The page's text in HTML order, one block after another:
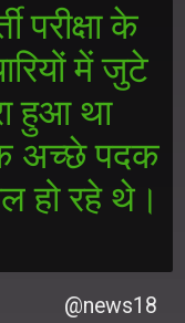
परीक्षा के
में जुटे
हुआ था
अच्छे पदक
हो रहे थे।
@news18